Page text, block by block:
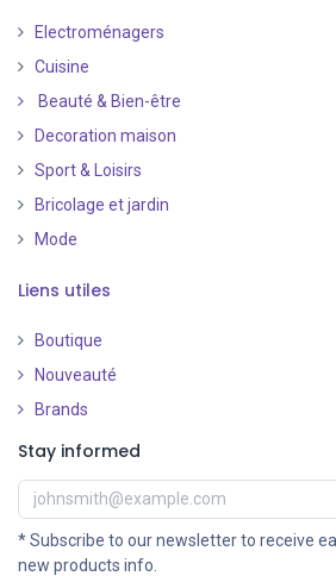
Electroménagers
Cuisine
Beauté & Bien-être
Decoration maison
Sport & Loisirs
Bricolage et jardin
Mode
Liens utiles
Boutique
Nouveauté
Brands
Stay informed
* Subscribe to our newsletter to receive
new products info.